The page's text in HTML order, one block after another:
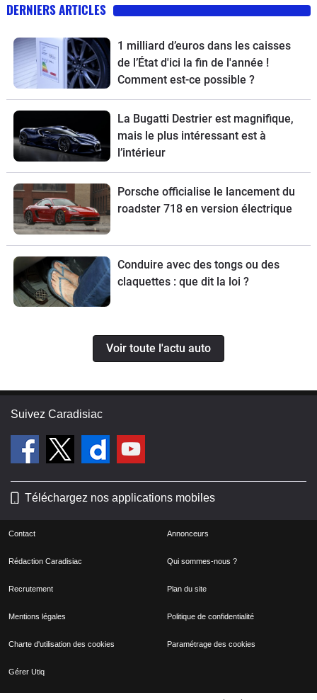
DERNIERS ARTICLES
1 milliard d’euros dans les caisses
de l’État d'ici la fin de l'année !
Comment est-ce possible ?
La Bugatti Destrier est magnifique,
mais le plus intéressant est à
l’intérieur
Porsche officialise le lancement du
roadster 718 en version électrique
Conduire avec des tongs ou des
claquettes : que dit la loi ?
Voir toute l'actu auto
Suivez Caradisiac
Téléchargez nos applications mobiles
Contact Annonceurs
Rédaction Caradisiac Qui sommes-nous ?
Recrutement Plan du site
Mentions légales Politique de confidentialité
Charte d'utilisation des cookies Paramétrage des cookies
Gérer Utiq